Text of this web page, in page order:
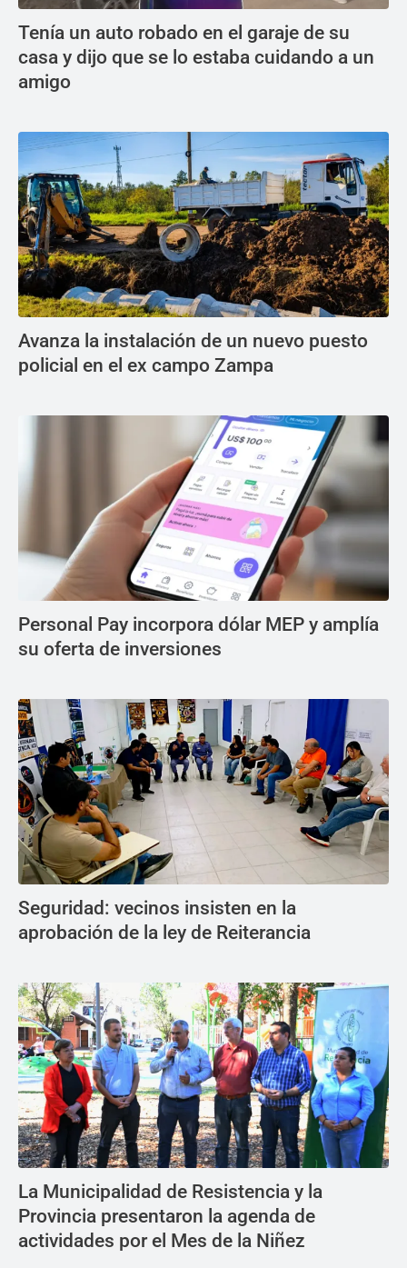
Tenía un auto robado en el garaje de su
casa y dijo que se lo estaba cuidando a un
amigo
Avanza la instalación de un nuevo puesto
policial en el ex campo Zampa
Personal Pay incorpora dólar MEP y amplía
su oferta de inversiones
Seguridad: vecinos insisten en la
aprobación de la ley de Reiterancia
La Municipalidad de Resistencia y la
Provincia presentaron la agenda de
actividades por el Mes de la Niñez